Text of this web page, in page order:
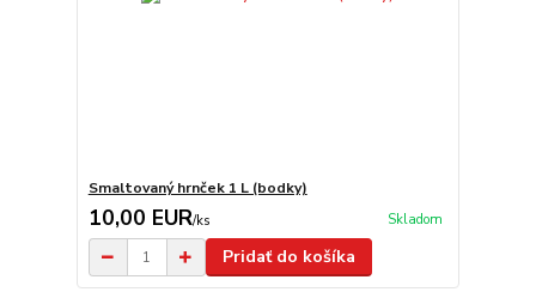
Smaltovaný hrnček 1 L (bodky)
10,00 EUR/ks Skladom
Pridať do košíka